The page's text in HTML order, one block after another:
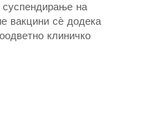
на
вакцини сѐ додека
клиничко